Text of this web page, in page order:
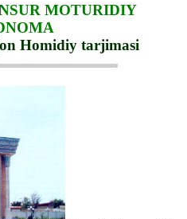
MOTURIDIY
Homidiy tarjimasi